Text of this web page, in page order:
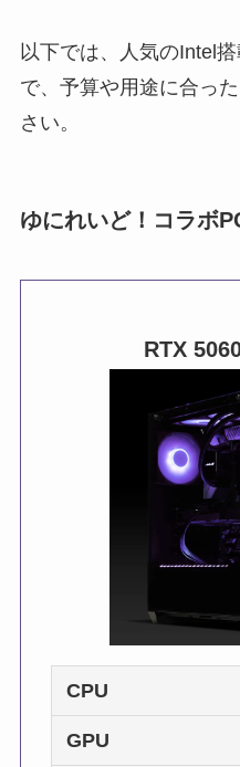
以下では、人気のIntel
で、予算や用途に合っ
さい。
ゆにれいど！コラボ
RTX
CPU
GPU